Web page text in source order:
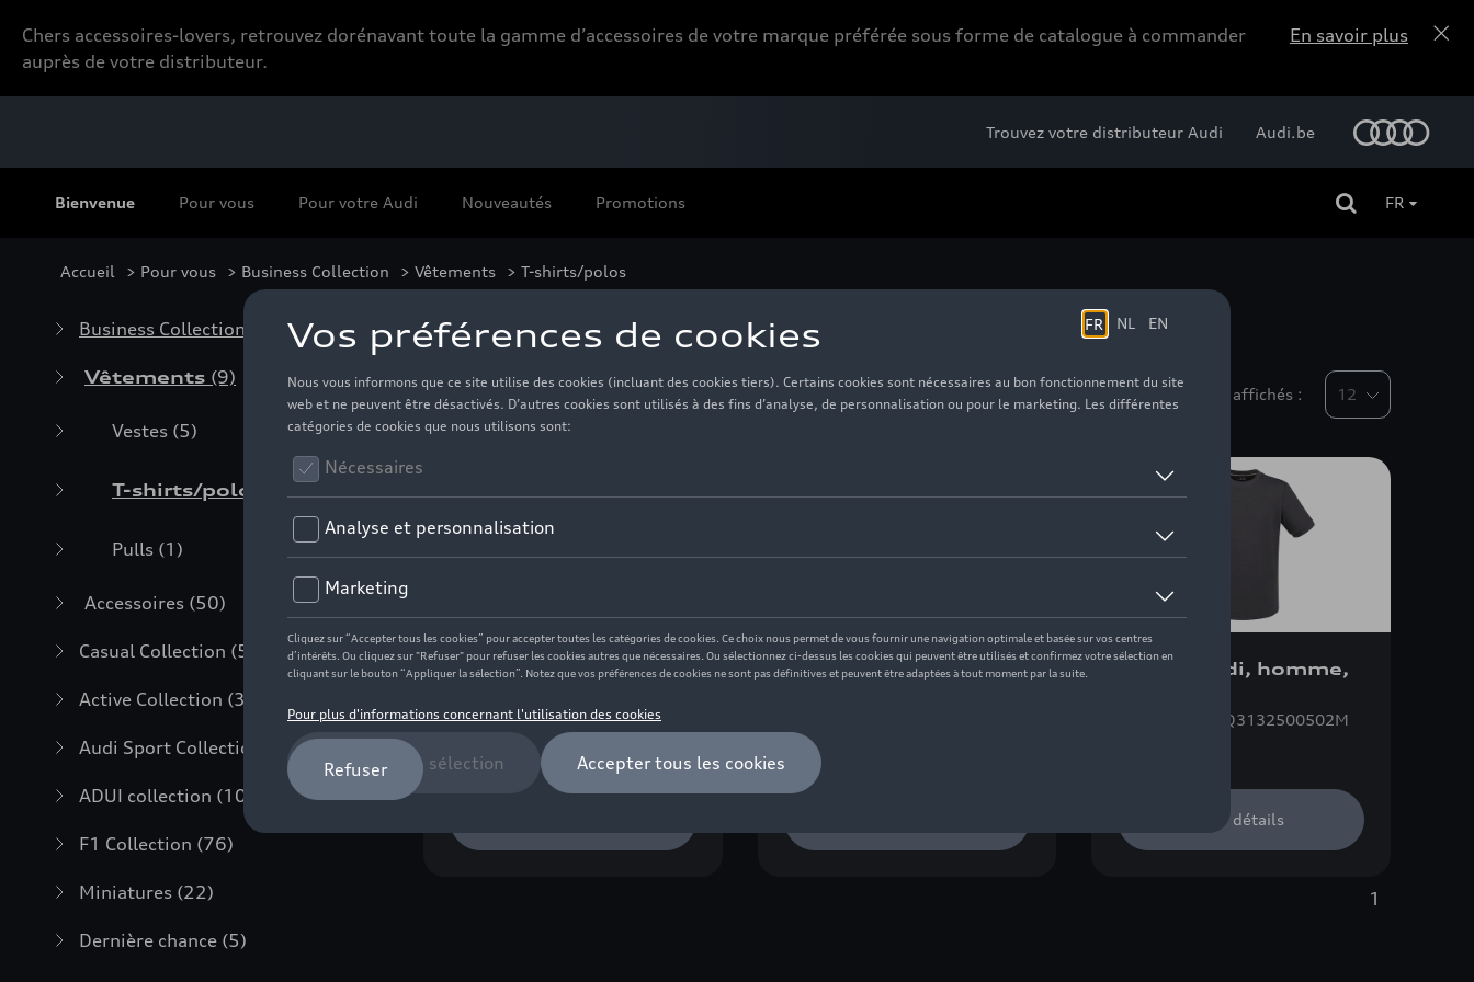
Chers accessoires-lovers, retrouvez dorénavant toute la gamme d’accessoires de votre marque préférée sous forme de catalogue à commander
auprès de votre distributeur.
En savoir plus
Bienvenue Pour vous Pour votre Audi Nouveautés Promotions
Trouvez votre distributeur Audi Audi.be
FR
Accueil > Pour vous > Business Collection > Vêtements > T-shirts/polos
Business Collection
Vêtements (9)
Vestes (5)
T-shirts/polos
Pulls (1)
Accessoires (50)
Casual Collection (57)
Active Collection (30)
Audi Sport Collection (63)
ADUI collection (10)
F1 Collection (76)
Miniatures (22)
Dernière chance (5)
T-shirts/polos
Nombre d'éléments affichés :
Polo Audi Tec,
Référence: ZZQ3132301402M
T-shirt Audi Tec,
35,01 €
T-shirt Audi, homme,
Référence: ZZQ3132500502M
Voir détails
1